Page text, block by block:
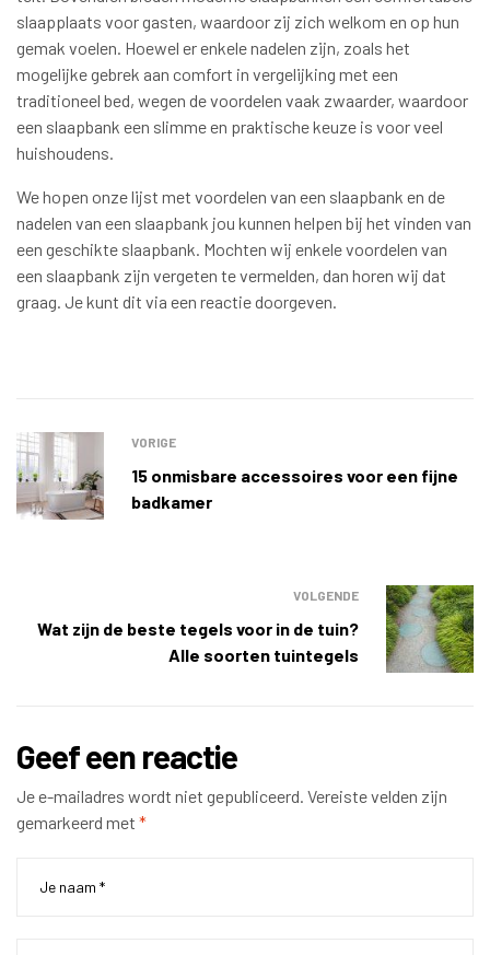
slaapplaats voor gasten, waardoor zij zich welkom en op hun
gemak voelen. Hoewel er enkele nadelen zijn, zoals het
mogelijke gebrek aan comfort in vergelijking met een
traditioneel bed, wegen de voordelen vaak zwaarder, waardoor
een slaapbank een slimme en praktische keuze is voor veel
huishoudens.
We hopen onze lijst met voordelen van een slaapbank en de
nadelen van een slaapbank jou kunnen helpen bij het vinden van
een geschikte slaapbank. Mochten wij enkele voordelen van
een slaapbank zijn vergeten te vermelden, dan horen wij dat
graag. Je kunt dit via een reactie doorgeven.
VORIGE
15 onmisbare accessoires voor een fijne
badkamer
VOLGENDE
Wat zijn de beste tegels voor in de tuin?
Alle soorten tuintegels
Geef een reactie
Je e-mailadres wordt niet gepubliceerd. Vereiste velden zijn
gemarkeerd met *